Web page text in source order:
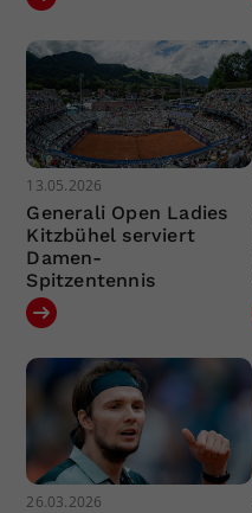
13.05.2026
Generali Open Ladies
Kitzbühel serviert
Damen-
Spitzentennis
26.03.2026